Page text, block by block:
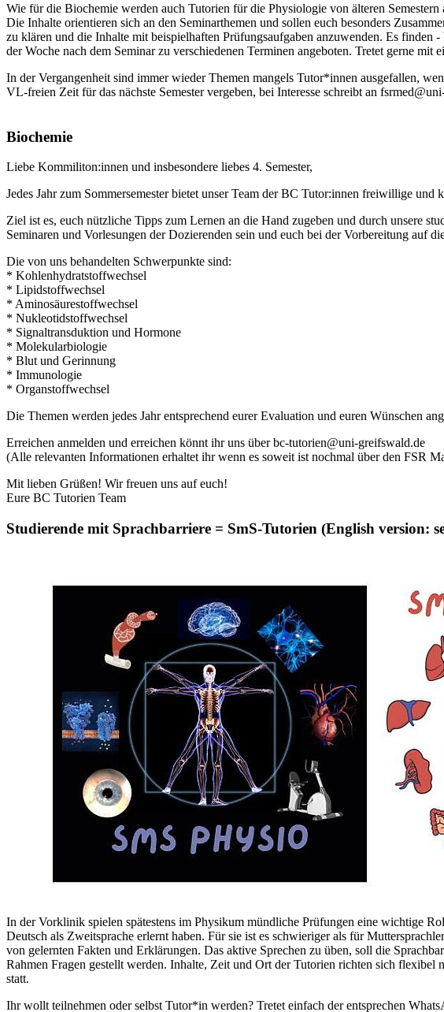
Wie für die Biochemie werden auch Tutorien für die Physiologie von älteren
Die Inhalte orientieren sich an den Seminarthemen und sollen euch besonders
zu klären und die Inhalte mit beispielhaften Prüfungsaufgaben anzuwenden. Es finden
der Woche nach dem Seminar zu verschiedenen Terminen angeboten. Tretet gerne
In der Vergangenheit sind immer wieder Themen mangels Tutor*innen ausgefallen,
VL-freien Zeit für das nächste Semester vergeben, bei Interesse schreibt an
Biochemie
Liebe Kommiliton:innen und insbesondere liebes 4. Semester,
Jedes Jahr zum Sommersemester bietet unser Team der BC Tutor:innen freiwillige
Ziel ist es, euch nützliche Tipps zum Lernen an die Hand zugeben und durch unsere
Seminaren und Vorlesungen der Dozierenden sein und euch bei der Vorbereitung auf
Die von uns behandelten Schwerpunkte sind:
* Kohlenhydratstoffwechsel
* Lipidstoffwechsel
* ⁠Aminosäurestoffwechsel
* ⁠Nukleotidstoffwechsel
* ⁠Signaltransduktion und Hormone
* Molekularbiologie
* ⁠Blut und Gerinnung
* ⁠Immunologie
* ⁠Organstoffwechsel
Die Themen werden jedes Jahr entsprechend eurer Evaluation und euren Wünschen
Erreichen anmelden und erreichen könnt ihr uns über bc-tutorien@uni-greifswald.de
(Alle relevanten Informationen erhaltet ihr wenn es soweit ist nochmal über den FSR
Mit lieben Grüßen! Wir freuen uns auf euch!
Eure BC Tutorien Team
Studierende mit Sprachbarriere = SmS-Tutorien (English version:
In der Vorklinik spielen spätestens im Physikum mündliche Prüfungen eine wichtige
Deutsch als Zweitsprache erlernt haben. Für sie ist es schwieriger als für
von gelernten Fakten und Erklärungen. Das aktive Sprechen zu üben, soll die
Rahmen Fragen gestellt werden. Inhalte, Zeit und Ort der Tutorien richten sich flexibel
statt.
Ihr wollt teilnehmen oder selbst Tutor*in werden? Tretet einfach der entsprechen